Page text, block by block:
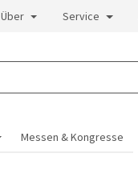
Über Service
Messen & Kongresse